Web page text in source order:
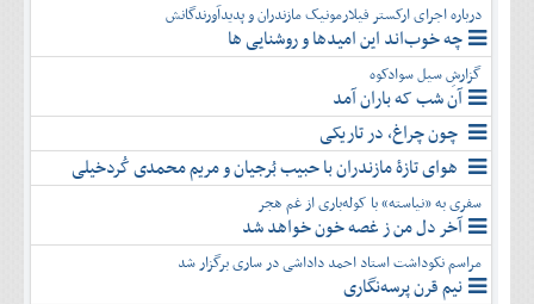
درباره اجرای ارکستر فیلارمونیک مازندران و پدیدآورندگانش
چه خوب‌اند این امیدها و روشنایی ها
گزارشِ سیل سوادکوه
آن شب که باران آمد
چون چراغ، در تاریکی
هوای تازۀ مازندران با حبیب بُرجیان و مریم محمدی کُردخیلی
سفری به «نیاسته» با کوله‌باری از غم هجر
آخر دل من ز غصه خون خواهد شد
مراسم نکوداشت استاد احمد داداشی در ساری برگزار شد
نیم قرن پرسه‌نگاری